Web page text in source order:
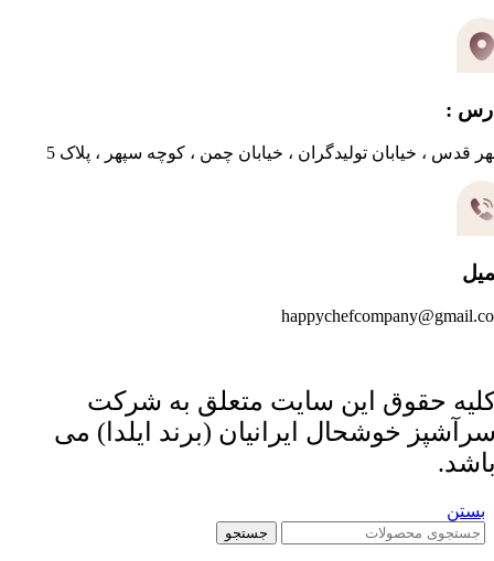
:
قدس ، خیابان تولیدگران ، خیابان چمن ، کوچه سپهر ، پلاک 5
حقوق این سایت متعلق به شرکت
خوشحال ایرانیان (برند ایلدا) می
بستن
جستجو